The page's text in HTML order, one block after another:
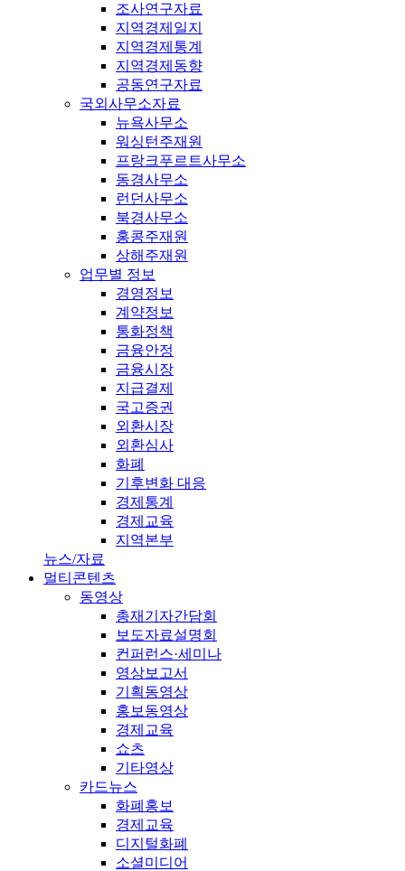
조사연구자료
지역경제일지
지역경제통계
지역경제동향
공동연구자료
국외사무소자료
뉴욕사무소
워싱턴주재원
프랑크푸르트사무소
동경사무소
런던사무소
북경사무소
홍콩주재원
상해주재원
업무별 정보
경영정보
계약정보
통화정책
금융안정
금융시장
지급결제
국고증권
외환시장
외환심사
화폐
기후변화 대응
경제통계
경제교육
지역본부
뉴스/자료
멀티콘텐츠
동영상
총재기자간담회
보도자료설명회
컨퍼런스·세미나
영상보고서
기획동영상
홍보동영상
경제교육
쇼츠
기타영상
카드뉴스
화폐홍보
경제교육
디지털화폐
소셜미디어